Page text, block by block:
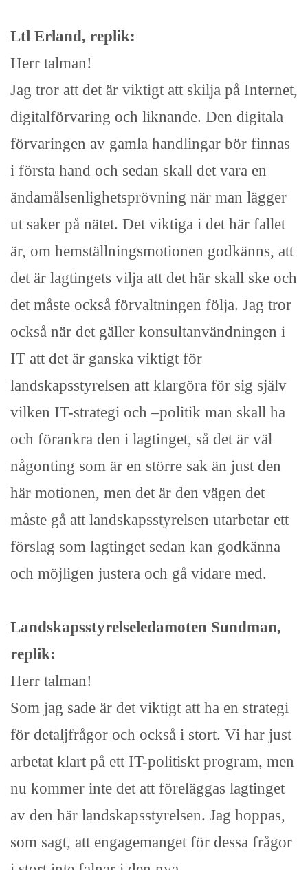
Ltl Erland, replik:
Herr talman!
Jag tror att det är viktigt att skilja på Internet,
digitalförvaring och liknande. Den digitala
förvaringen av gamla handlingar bör finnas
i första hand och sedan skall det vara en
ändamålsenlighetsprövning när man lägger
ut saker på nätet. Det viktiga i det här fallet
är, om hemställningsmotionen godkänns, att
det är lagtingets vilja att det här skall ske och
det måste också förvaltningen följa. Jag tror
också när det gäller konsultanvändningen i
IT att det är ganska viktigt för
landskapsstyrelsen att klargöra för sig själv
vilken IT-strategi och –politik man skall ha
och förankra den i lagtinget, så det är väl
någonting som är en större sak än just den
här motionen, men det är den vägen det
måste gå att landskapsstyrelsen utarbetar ett
förslag som lagtinget sedan kan godkänna
och möjligen justera och gå vidare med.
Landskapsstyrelseledamoten Sundman,
replik:
Herr talman!
Som jag sade är det viktigt att ha en strategi
för detaljfrågor och också i stort. Vi har just
arbetat klart på ett IT-politiskt program, men
nu kommer inte det att föreläggas lagtinget
av den här landskapsstyrelsen. Jag hoppas,
som sagt, att engagemanget för dessa frågor